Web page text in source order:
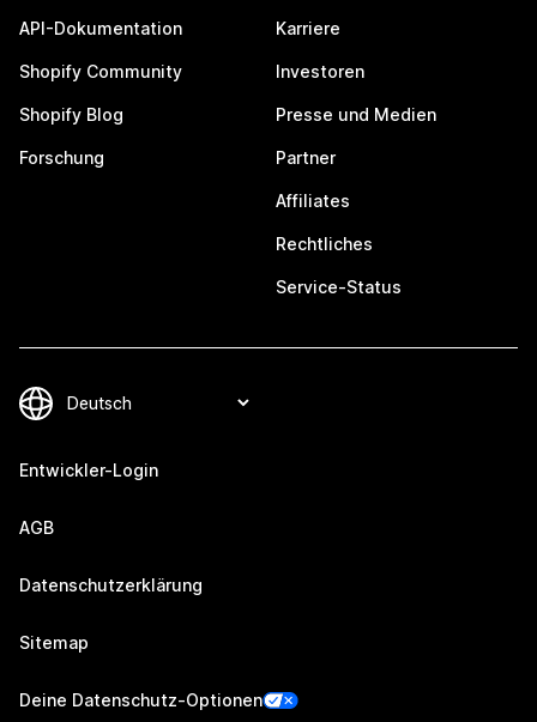
API-Dokumentation
Shopify Community
Shopify Blog
Forschung
Karriere
Investoren
Presse und Medien
Partner
Affiliates
Rechtliches
Service-Status
Entwickler-Login
AGB
Datenschutzerklärung
Sitemap
Deine Datenschutz-Optionen